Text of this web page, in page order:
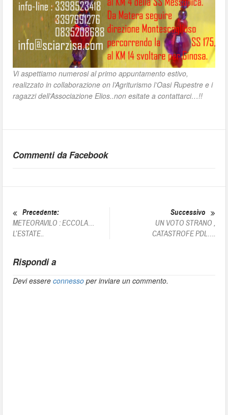
Vi aspettiamo numerosi al primo appuntamento estivo,
realizzato in collaborazione on l’Agriturismo l’Oasi Rupestre e i
ragazzi dell’Associazione Elios..non esitate a contattarci…!!
Commenti da Facebook
Precedente:
METEORAVILO : ECCOLA…
L’ESTATE..
Successivo
UN VOTO STRANO ,
CATASTROFE PDL….
Rispondi a
Devi essereconnesso per inviare un commento.